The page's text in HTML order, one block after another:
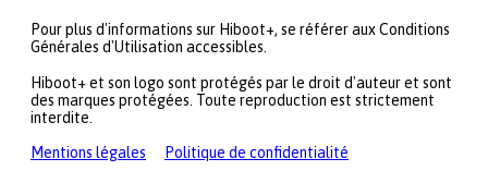
Pour plus d'informations sur Hiboot+, se référer aux Conditions
Générales d'Utilisation accessibles.
Hiboot+ et son logo sont protégés par le droit d'auteur et sont
des marques protégées. Toute reproduction est strictement
interdite.
Mentions légales
Politique de confidentialité